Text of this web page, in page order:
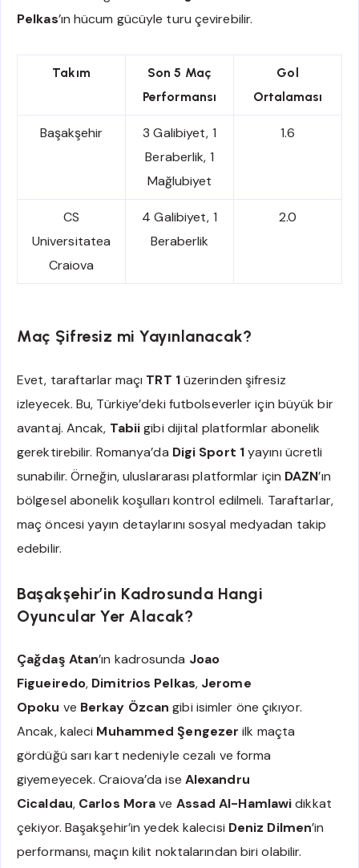
Pelkas’ın hücum gücüyle turu çevirebilir.
Takım
Son 5 Maç
Performansı
Gol
Ortalaması
Başakşehir
3 Galibiyet, 1
Beraberlik, 1
Mağlubiyet
1.6
CS
Universitatea
Craiova
4 Galibiyet, 1
Beraberlik
2.0
Maç Şifresiz mi Yayınlanacak?
Evet, taraftarlar maçı TRT 1üzerinden şifresiz
izleyecek. Bu, Türkiye’deki futbolseverler için büyük bir
avantaj. Ancak, Tabiigibi dijital platformlar abonelik
gerektirebilir. Romanya’da Digi Sport 1yayını ücretli
sunabilir. Örneğin, uluslararası platformlar için DAZN’ın
bölgesel abonelik koşulları kontrol edilmeli. Taraftarlar,
maç öncesi yayın detaylarını sosyal medyadan takip
edebilir.
Başakşehir’in Kadrosunda Hangi
Oyuncular Yer Alacak?
Çağdaş Atan’ın kadrosunda Joao
Figueiredo, Dimitrios Pelkas, Jerome
Opoku ve Berkay Özcan gibi isimler öne çıkıyor.
Ancak, kaleci Muhammed Şengezer ilk maçta
gördüğü sarı kart nedeniyle cezalı ve forma
giyemeyecek. Craiova’da ise Alexandru
Cicaldau, Carlos Morave Assad Al-Hamlawidikkat
çekiyor. Başakşehir’in yedek kalecisi Deniz Dilmen’in
performansı, maçın kilit noktalarından biri olabilir.